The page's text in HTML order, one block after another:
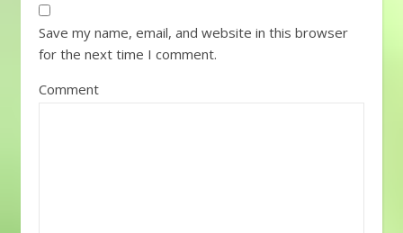
Save my name, email, and website in this browser
for the next time I comment.
Comment